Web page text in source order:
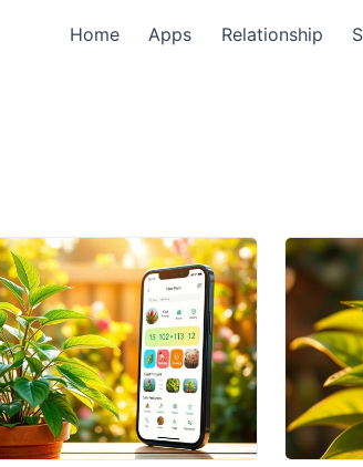
Home Apps Relationship